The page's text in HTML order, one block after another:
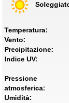
Temperatura:
Vento:
Precipitazione:
Indice UV:
Pressione
atmosferica:
Umidità: